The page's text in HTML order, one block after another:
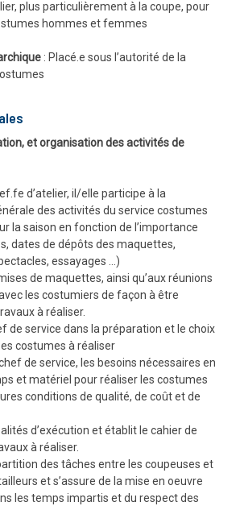
plus particulièrement à la coupe, pour
hommes et femmes
: Placé.e sous l’autorité de la
et organisation des activités de
d’atelier, il/elle participe à la
des activités du service costumes
la saison en fonction de l’importance
dates de dépôts des maquettes,
essayages …)
de maquettes, ainsi qu’aux réunions
les costumiers de façon à être
à réaliser.
de service dans la préparation et le choix
costumes à réaliser
de service, les besoins nécessaires en
et matériel pour réaliser les costumes
conditions de qualité, de coût et de
d’exécution et établit le cahier de
à réaliser.
des tâches entre les coupeuses et
et s’assure de la mise en oeuvre
les temps impartis et du respect des